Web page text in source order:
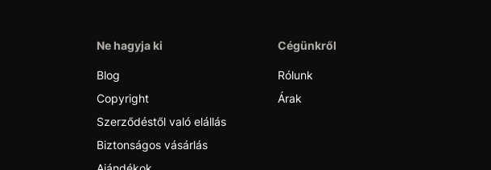
Ne hagyja ki
Blog
Copyright
Szerződéstől való elállás
Biztonságos vásárlás
Cégünkről
Rólunk
Árak